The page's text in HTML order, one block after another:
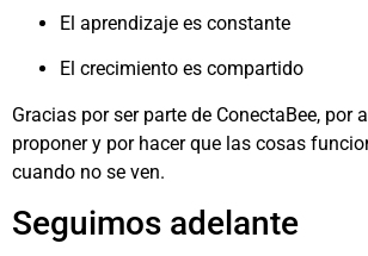
El aprendizaje es constante
El crecimiento es compartido
Gracias por ser parte de ConectaBee, por
proponer y por hacer que las cosas
cuando no se ven.
Seguimos adelante